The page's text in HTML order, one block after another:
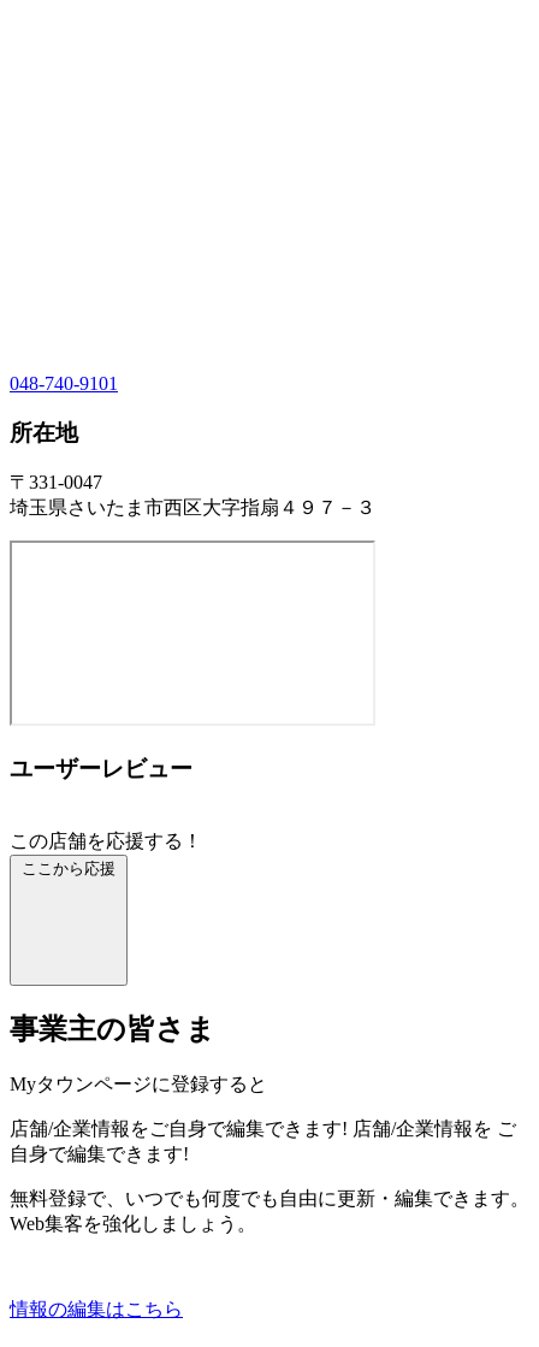
048-740-9101
所在地
〒331-0047
埼玉県さいたま市西区大字指扇４９７－３
ユーザーレビュー
この店舗を応援する！
ここから応援
事業主の皆さま
Myタウンページに登録すると
店舗/企業情報をご自身で編集できます! 店舗/企業情報を ご
自身で編集できます!
無料登録で、いつでも何度でも自由に更新・編集できます。
Web集客を強化しましょう。
情報の編集はこちら